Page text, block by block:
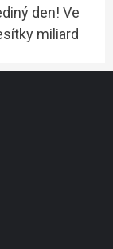
den! Ve
miliard